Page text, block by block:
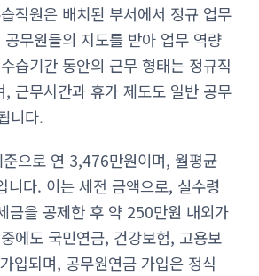
직원은 배치된 부서에서 정규 업무
무원들의 지도를 받아 업무 역량
습기간 동안의 근무 형태는 정규직
, 근무시간과 휴가 제도도 일반 공무
니다.
으로 연 3,476만원이며, 월평균
니다. 이는 세전 금액으로, 실수령
금을 공제한 후 약 250만원 내외가
에도 국민연금, 건강보험, 고용보
입되며, 공무원연금 가입은 정식